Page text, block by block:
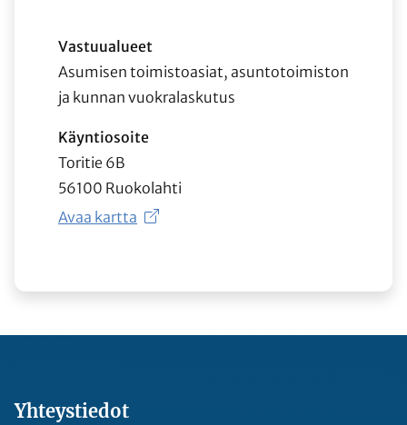
Vastuualueet
Asumisen toimistoasiat, asuntotoimiston
ja kunnan vuokralaskutus
Käyntiosoite
Toritie 6B
56100 Ruokolahti
Avaa kartta
Yhteystiedot